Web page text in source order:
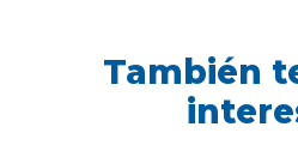
También